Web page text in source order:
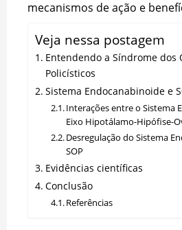
mecanismos de ação e
Veja nessa postagem
Entendendo a Síndrome dos
Policísticos
Sistema Endocanabinoide e
Interações entre o Sistema
Eixo Hipotálamo-Hipófise-
Desregulação do Sistema
SOP
Evidências científicas
Conclusão
Referências